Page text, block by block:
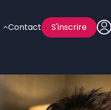
Contact S'inscrire